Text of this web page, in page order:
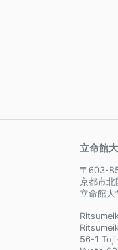
立命館
〒603-
京都市北
立命館大
56-1